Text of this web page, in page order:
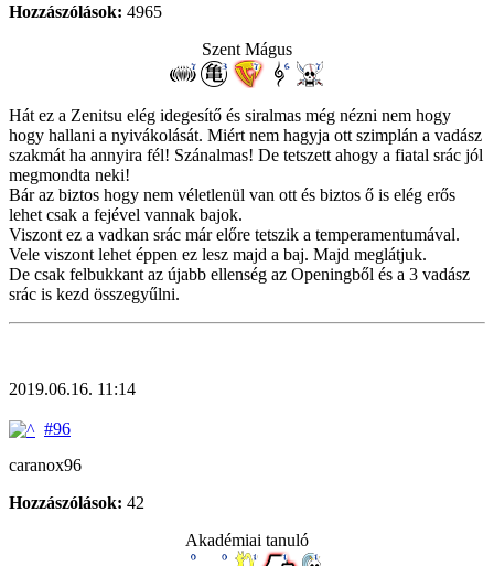
Hozzászólások: 4965
Szent Mágus
Hát ez a Zenitsu elég idegesítő és siralmas még nézni nem hogy
hogy hallani a nyivákolását. Miért nem hagyja ott szimplán a vadász
szakmát ha annyira fél! Szánalmas! De tetszett ahogy a fiatal srác jól
megmondta neki!
Bár az biztos hogy nem véletlenül van ott és biztos ő is elég erős
lehet csak a fejével vannak bajok.
Viszont ez a vadkan srác már előre tetszik a temperamentumával.
Vele viszont lehet éppen ez lesz majd a baj. Majd meglátjuk.
De csak felbukkant az újabb ellenség az Openingből és a 3 vadász
srác is kezd összegyűlni.
2019.06.16. 11:14
#96
caranox96
Hozzászólások: 42
Akadémiai tanuló